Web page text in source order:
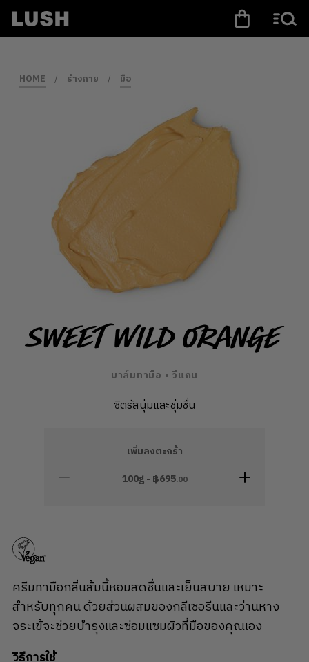
HOME / ร่างกาย / มือ
Sweet Wild Orange
บาล์มทามือ • วีแกน
ซิตรัสนุ่มและชุ่มชื่น
เพิ่มลงตะกร้า
100g - ฿695.00
ครีมทามือกลิ่นส้มนี้หอมสดชื่นและเย็นสบาย เหมาะ
สำหรับทุกคน ด้วยส่วนผสมของกลีเซอรีนและว่านหาง
จระเข้จะช่วยบำรุงและซ่อมแซมผิวที่มือของคุณเอง
วิธีการใช้